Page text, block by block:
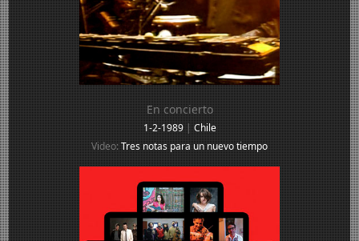
En concierto
1-2-1989|Chile
Video:Tres notas para un nuevo tiempo